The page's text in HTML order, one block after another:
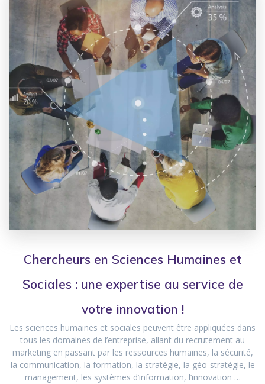
Chercheurs en Sciences Humaines et
Sociales : une expertise au service de
votre innovation !
Les sciences humaines et sociales peuvent être appliquées dans
tous les domaines de l’entreprise, allant du recrutement au
marketing en passant par les ressources humaines, la sécurité,
la communication, la formation, la stratégie, la géo-stratégie, le
management, les systèmes d’information, l’innovation …